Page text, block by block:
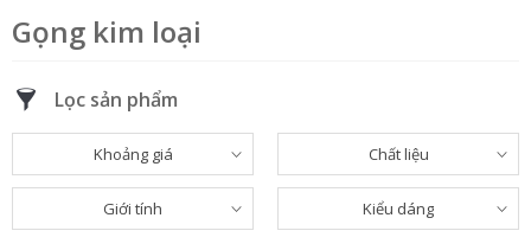
Gọng kim loại
Lọc sản phẩm
Khoảng giá Chất liệu
Giới tính Kiểu dáng